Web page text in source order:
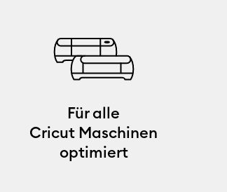
Für alle
Cricut Maschinen
optimiert